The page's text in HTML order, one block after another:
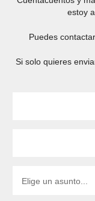
estoy
Puedes
Si solo quieres